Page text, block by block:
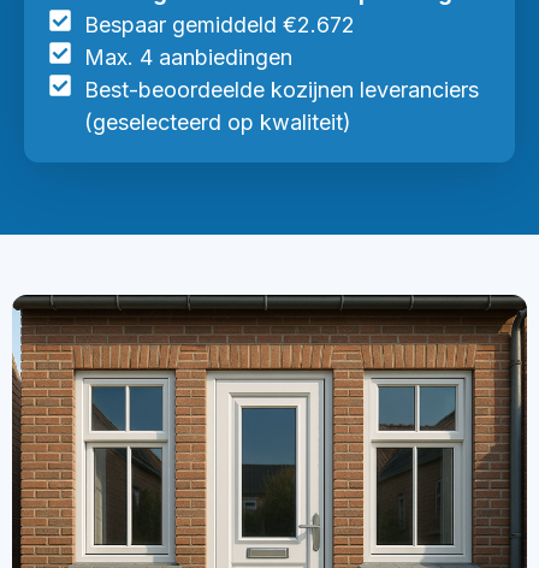
Bespaar gemiddeld €2.672
Max. 4 aanbiedingen
Best-beoordeelde kozijnen leveranciers
(geselecteerd op kwaliteit)